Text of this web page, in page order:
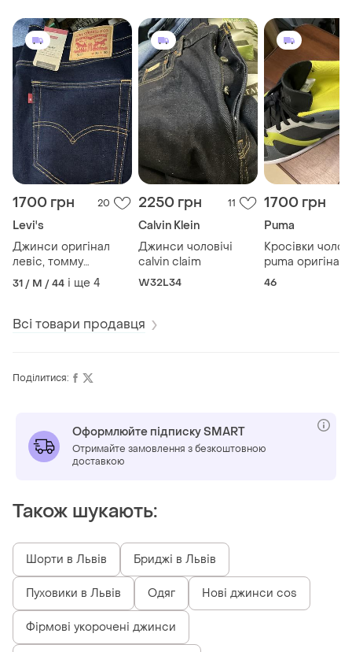
1700 грн 20
Levi's
Джинси оригінал
левіс, томму
халфігер, кельвін
кляйн
31 / M / 44 і ще 4
2250 грн 11
Calvin Klein
Джинси чоловічі
calvin claim
W32L34
1700 грн
Puma
Кросівки
puma оригінал
поивезені з
46
Всі товари продавця
Поділитися:
Оформлюйте підписку SMART
Отримайте замовлення з безкоштовною
доставкою
Також шукають:
Шорти в Львів Бриджі в Львів
Пуховики в Львів Одяг Нові джинси cos
Фірмові укорочені джинси